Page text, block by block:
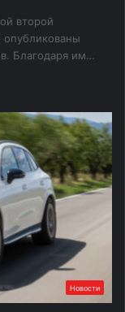
второй
опубликованы
Благодаря им…
Новости